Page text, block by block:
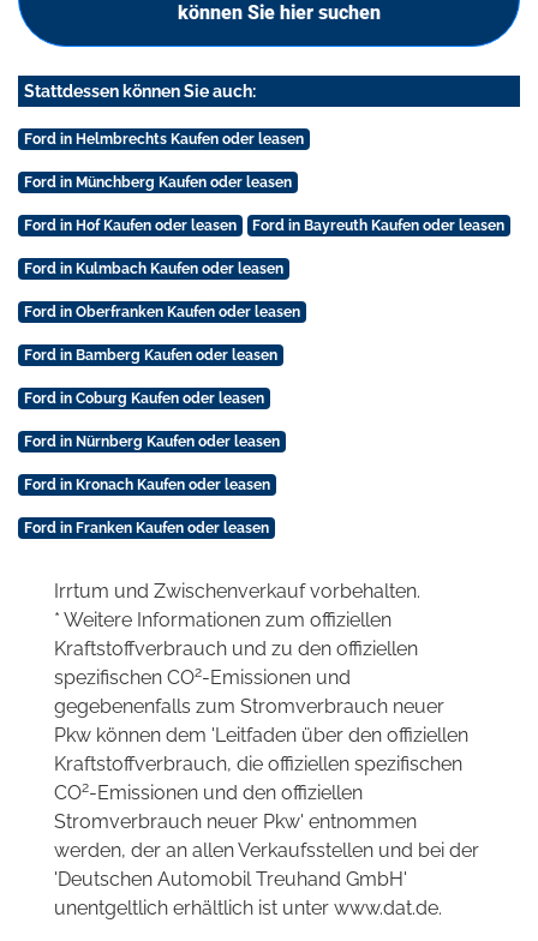
können Sie hier suchen
Stattdessen können Sie auch:
Ford in Helmbrechts Kaufen oder leasen
Ford in Münchberg Kaufen oder leasen
Ford in Hof Kaufen oder leasen Ford in Bayreuth Kaufen oder leasen
Ford in Kulmbach Kaufen oder leasen
Ford in Oberfranken Kaufen oder leasen
Ford in Bamberg Kaufen oder leasen
Ford in Coburg Kaufen oder leasen
Ford in Nürnberg Kaufen oder leasen
Ford in Kronach Kaufen oder leasen
Ford in Franken Kaufen oder leasen
Irrtum und Zwischenverkauf vorbehalten.
* Weitere Informationen zum offiziellen
Kraftstoffverbrauch und zu den offiziellen
spezifischen CO2-Emissionen und
gegebenenfalls zum Stromverbrauch neuer
Pkw können dem 'Leitfaden über den offiziellen
Kraftstoffverbrauch, die offiziellen spezifischen
CO2-Emissionen und den offiziellen
Stromverbrauch neuer Pkw' entnommen
werden, der an allen Verkaufsstellen und bei der
'Deutschen Automobil Treuhand GmbH'
unentgeltlich erhältlich ist unter www.dat.de.